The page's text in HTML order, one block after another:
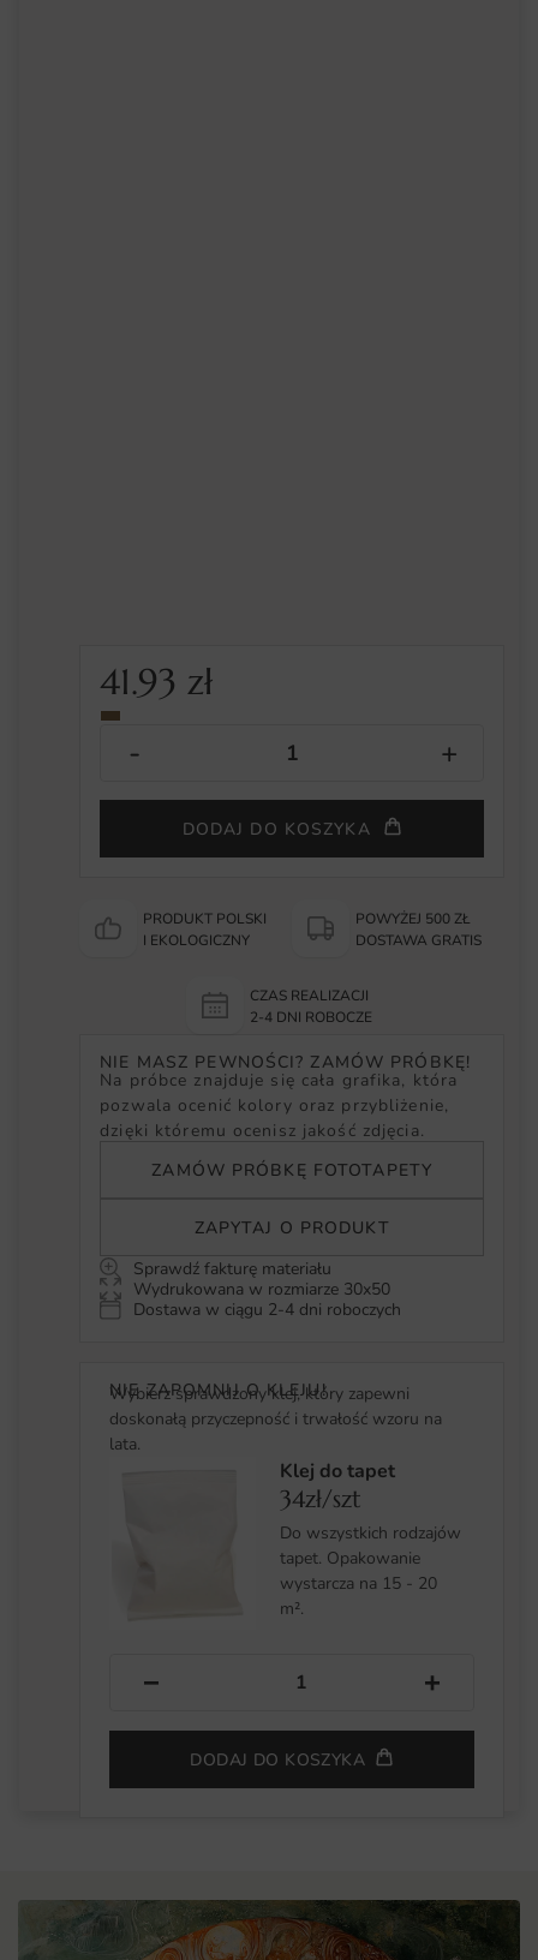
41.93zł
DODAJ DO KOSZYKA
PRODUKT POLSKI
I EKOLOGICZNY
POWYŻEJ 500 ZŁ
DOSTAWA GRATIS
CZAS REALIZACJI
2-4 DNI ROBOCZE
NIE MASZ PEWNOŚCI? ZAMÓW PRÓBKĘ!
Na próbce znajduje się cała grafika, która
pozwala ocenić kolory oraz przybliżenie,
dzięki któremu ocenisz jakość zdjęcia.
ZAMÓW PRÓBKĘ FOTOTAPETY
ZAPYTAJ O PRODUKT
Sprawdź fakturę materiału
Wydrukowana w rozmiarze 30x50
Dostawa w ciągu 2-4 dni roboczych
NIE ZAPOMNIJ O KLEJU!
Wybierz sprawdzony klej, który zapewni
doskonałą przyczepność i trwałość wzoru na
lata.
Klej do tapet
34zł/szt
Do wszystkich rodzajów
tapet. Opakowanie
wystarcza na 15 - 20
m².
− +
DODAJ DO KOSZYKA